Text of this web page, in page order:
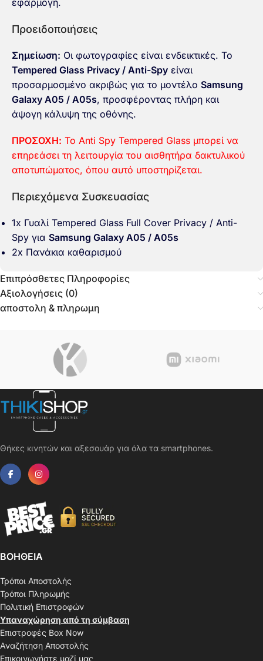
εφαρμογή.
Προειδοποιήσεις
Σημείωση: Οι φωτογραφίες είναι ενδεικτικές. Το
Tempered Glass Privacy / Anti-Spy είναι
προσαρμοσμένο ακριβώς για το μοντέλο Samsung
Galaxy A05 / A05s, προσφέροντας πλήρη και
άψογη κάλυψη της οθόνης.
ΠΡΟΣΟΧΗ: Το Anti Spy Tempered Glass μπορεί να
επηρεάσει τη λειτουργία του αισθητήρα δακτυλικού
αποτυπώματος, όπου αυτό υποστηρίζεται.
Περιεχόμενα Συσκευασίας
1x Γυαλί Tempered Glass Full Cover Privacy / Anti-
Spy για Samsung Galaxy A05 / A05s
2x Πανάκια καθαρισμού
Επιπρόσθετες Πληροφορίες
Αξιολογήσεις (0)
αποστολη & πληρωμη
Θήκες κινητών και αξεσουάρ για όλα τα smartphones.
ΒΟΗΘΕΙΑ
Τρόποι Αποστολής
Τρόποι Πληρωμής
Πολιτική Επιστροφών
Υπαναχώρηση από τη σύμβαση
Επιστροφές Box Now
Αναζήτηση Αποστολής
Επικοινωνήστε μαζί μας